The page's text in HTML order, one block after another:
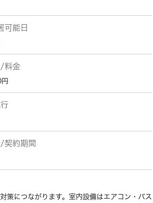
可能日
/料金
契約期間
策につながります。室内設備はエアコン・バス